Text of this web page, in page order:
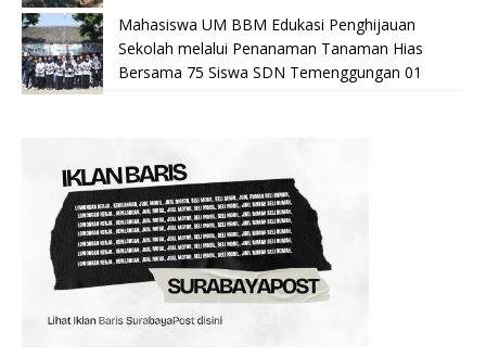
Mahasiswa UM BBM Edukasi Penghijauan
Sekolah melalui Penanaman Tanaman Hias
Bersama 75 Siswa SDN Temenggungan 01